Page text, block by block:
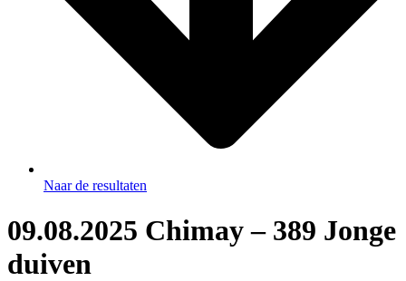
Naar de resultaten
09.08.2025 Chimay – 389 Jonge
duiven